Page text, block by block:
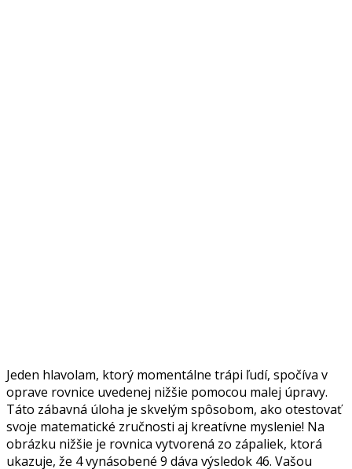
Jeden hlavolam, ktorý momentálne trápi ľudí, spočíva v
oprave rovnice uvedenej nižšie pomocou malej úpravy.
Táto zábavná úloha je skvelým spôsobom, ako otestovať
svoje matematické zručnosti aj kreatívne myslenie! Na
obrázku nižšie je rovnica vytvorená zo zápaliek, ktorá
ukazuje, že 4 vynásobené 9 dáva výsledok 46. Vašou